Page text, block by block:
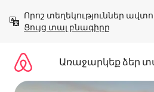
բովանդակությանը
Ցույց տալ բնագիրը
Առաջարկեք ձեր